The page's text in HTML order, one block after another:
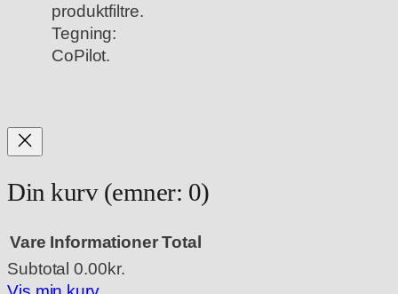
produktfiltre.
Tegning:
CoPilot.
Din kurv (emner: 0)
Vare Informationer Total
Subtotal0.00kr.